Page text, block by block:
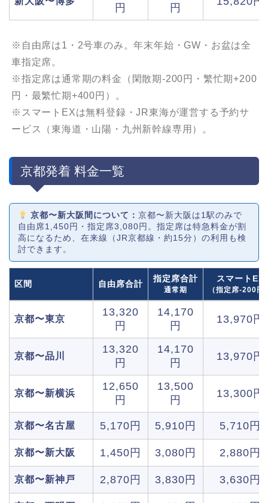
円
円
※自由席は1・2号車のみ。年末年始・GW・お盆は全
車指定席。
※指定席は通常期の料金（閑散期-200円・繁忙期+200
円・最繁忙期+400円）。
※スマートEXは無料登録・JR東海が運営する予約サ
ービス（東海道・山陽・九州新幹線専用）。
京都発着 料金一覧
京都〜新大阪間について：京都〜新大阪は1駅のみで
自由席1,450円・指定席3,080円。指定席は特急料金が割
高になるため、在来線（JR京都線・約15分）の利用も検
討できます。
区間 自由席合計
指定席合計
通常期
スマートEX
（指定席-200円
京都〜東京
13,320
円
14,170
円
13,970円
京都〜品川
13,320
円
14,170
円
13,970円
京都〜新横浜
12,650
円
13,500
円
13,300円
京都〜名古屋 5,170円 5,910円 5,710円
京都〜新大阪 1,450円 3,080円 2,880円
京都〜新神戸 2,870円 3,830円 3,630円